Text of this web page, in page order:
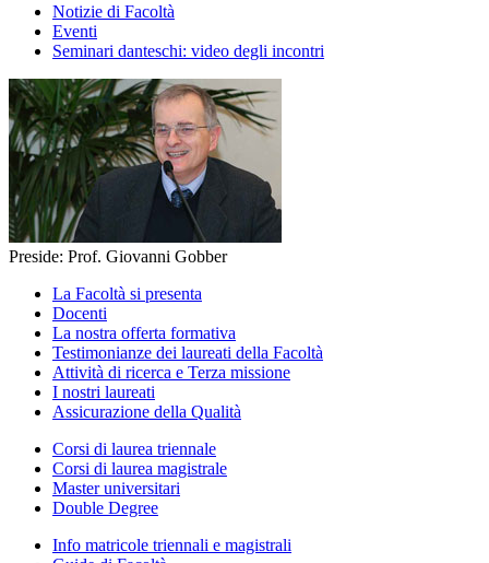
Notizie di Facoltà
Eventi
Seminari danteschi: video degli incontri
Preside: Prof. Giovanni Gobber
La Facoltà si presenta
Docenti
La nostra offerta formativa
Testimonianze dei laureati della Facoltà
Attività di ricerca e Terza missione
I nostri laureati
Assicurazione della Qualità
Corsi di laurea triennale
Corsi di laurea magistrale
Master universitari
Double Degree
Info matricole triennali e magistrali